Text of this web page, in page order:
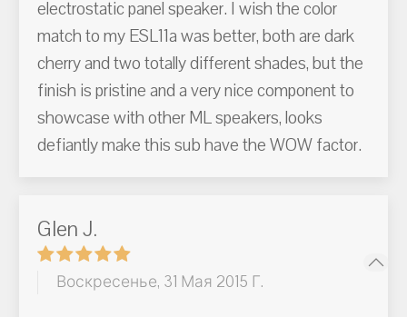
electrostatic panel speaker. I wish the color
match to my ESL11a was better, both are dark
cherry and two totally different shades, but the
finish is pristine and a very nice component to
showcase with other ML speakers, looks
defiantly make this sub have the WOW factor.
Glen J.
Воскресенье, 31 Мая 2015 Г.